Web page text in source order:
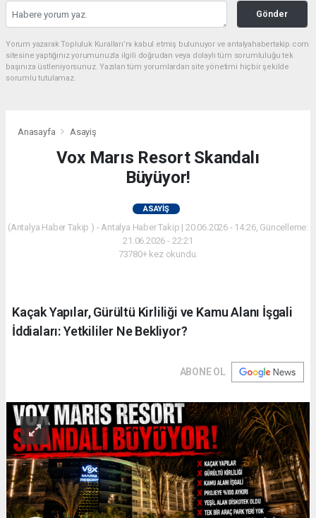
Gönder
Yorum yazarak Topluluk Kuralları’nı kabul etmiş bulunuyor ve antalyahabertakip.com
sitesine yaptığınız yorumunuzla ilgili doğrudan veya dolaylı tüm sorumluluğu tek
başınıza üstleniyorsunuz. Yazılan tüm yorumlardan site yönetimi hiçbir şekilde
sorumlu tutulamaz.
Anasayfa Asayiş
Vox Marıs Resort Skandalı
Büyüyor!
ASAYIŞ
(Antalya Haber Takip ) - Antalya Haber Takip | 20.06.2026 - 14:26, Güncelleme:
21.06.2026 - 22:21
73780+ kez okundu.
Kaçak Yapılar, Gürültü Kirliliği ve Kamu Alanı İşgali
İddiaları: Yetkililer Ne Bekliyor?
ABONE OL